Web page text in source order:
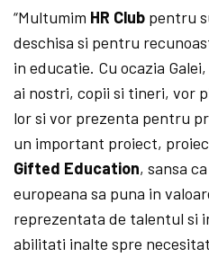
“Multumim HR Club pentru
deschisa si pentru
in educatie. Cu ocazia
ai nostri, copii si tineri, vor
lor si vor prezenta pentru
un important proiect,
Gifted Education, sansa
europeana sa puna in
reprezentata de talentul si
abilitati inalte spre